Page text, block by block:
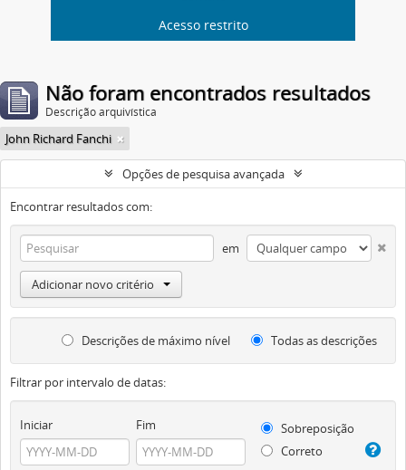
Acesso restrito
Não foram encontrados resultados
Descrição arquivística
John Richard Fanchi
Opções de pesquisa avançada
Encontrar resultados com:
em
Adicionar novo critério
Descrições de máximo nível Todas as descrições
Filtrar por intervalo de datas:
Iniciar Fim
Sobreposição
Correto